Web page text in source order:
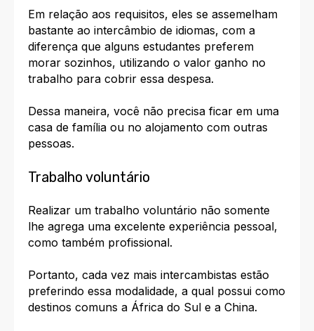
Em relação aos requisitos, eles se assemelham
bastante ao intercâmbio de idiomas, com a
diferença que alguns estudantes preferem
morar sozinhos, utilizando o valor ganho no
trabalho para cobrir essa despesa.
Dessa maneira, você não precisa ficar em uma
casa de família ou no alojamento com outras
pessoas.
Trabalho voluntário
Realizar um trabalho voluntário não somente
lhe agrega uma excelente experiência pessoal,
como também profissional.
Portanto, cada vez mais intercambistas estão
preferindo essa modalidade, a qual possui como
destinos comuns a África do Sul e a China.